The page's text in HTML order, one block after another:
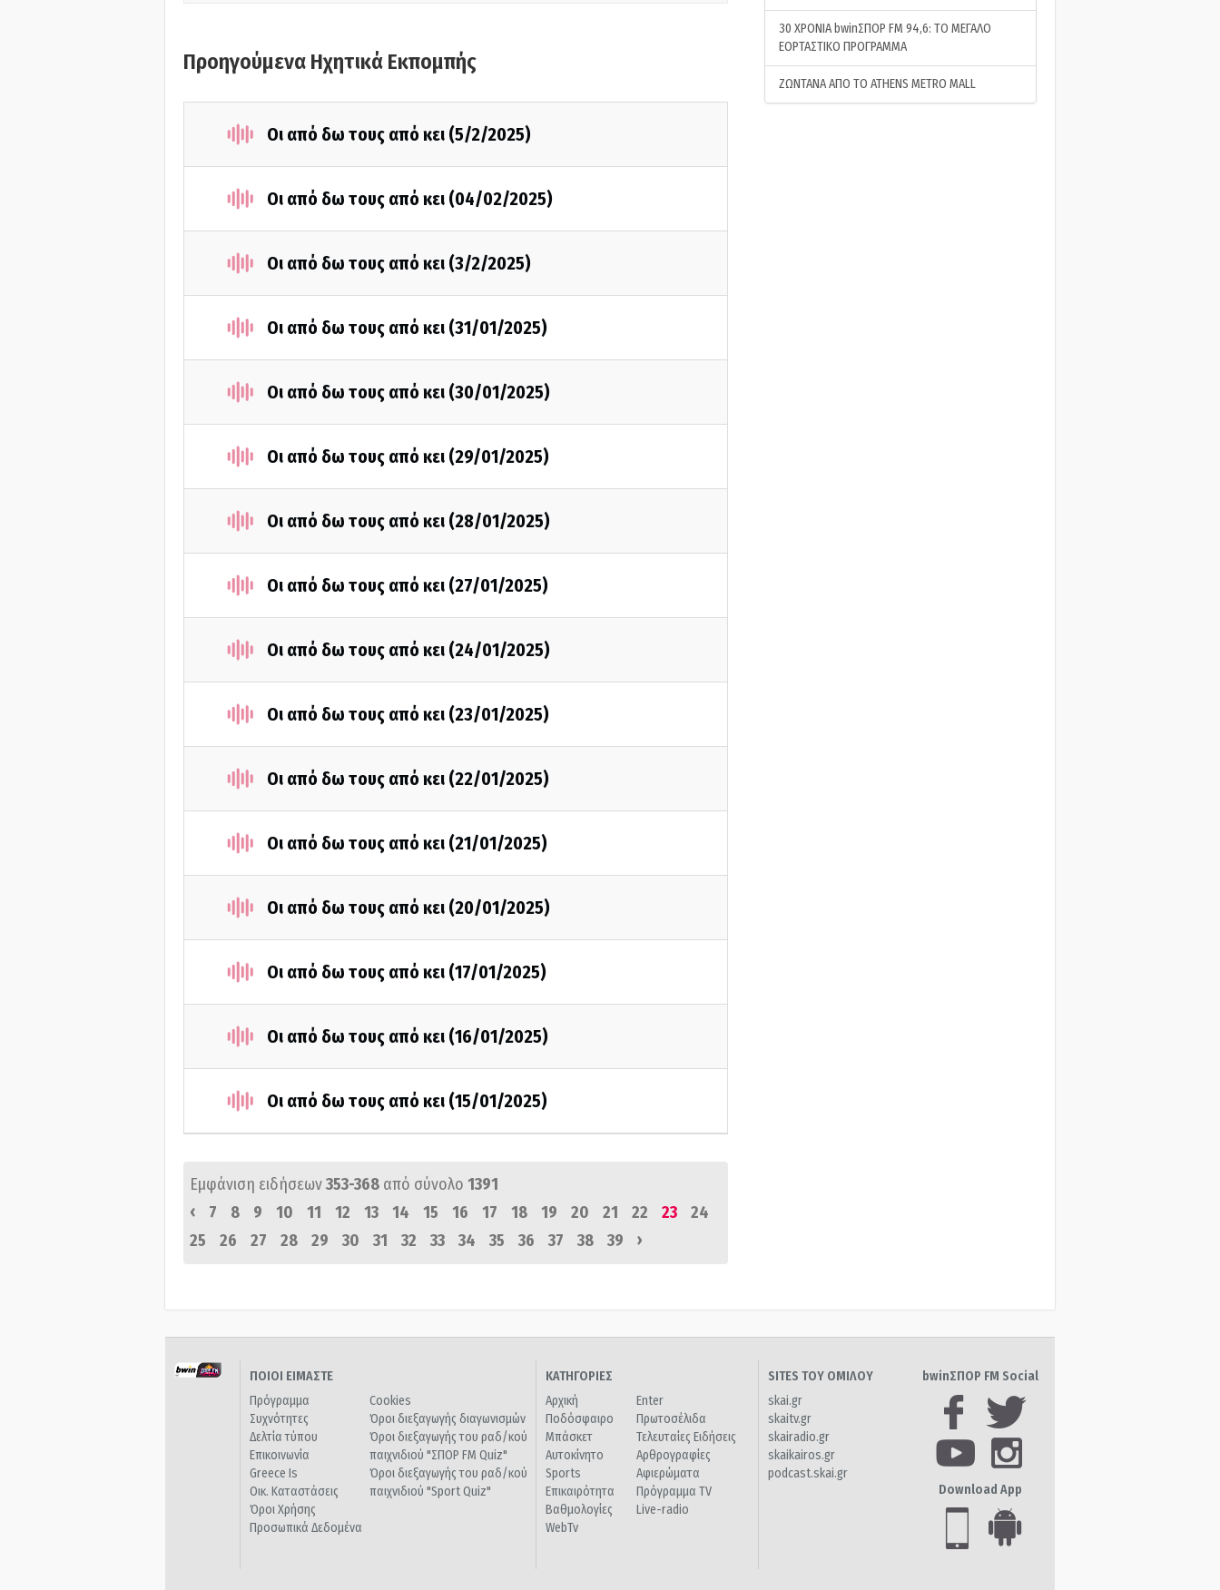
Προηγούμενα Ηχητικά Εκπομπής
Οι από δω τους από κει (5/2/2025)
Οι από δω τους από κει (04/02/2025)
Οι από δω τους από κει (3/2/2025)
Οι από δω τους από κει (31/01/2025)
Οι από δω τους από κει (30/01/2025)
Οι από δω τους από κει (29/01/2025)
Οι από δω τους από κει (28/01/2025)
Οι από δω τους από κει (27/01/2025)
Οι από δω τους από κει (24/01/2025)
Οι από δω τους από κει (23/01/2025)
Οι από δω τους από κει (22/01/2025)
Οι από δω τους από κει (21/01/2025)
Οι από δω τους από κει (20/01/2025)
Οι από δω τους από κει (17/01/2025)
Οι από δω τους από κει (16/01/2025)
Οι από δω τους από κει (15/01/2025)
Εμφάνιση ειδήσεων353-368 από σύνολο 1391
‹
7 8 9 10 11 12 13 14 15 16 17 18 19 20 21 22 23
24
25
26 27 28 29 30 31 32 33 34 35 36 37 38 39 ›
30 ΧΡΟΝΙΑ bwinΣΠΟΡ FM 94,6: ΤΟ ΜΕΓΑΛΟ
ΕΟΡΤΑΣΤΙΚΟ ΠΡΟΓΡΑΜΜΑ
ΖΩΝΤΑΝΑ ΑΠΟ ΤΟ ATHENS METRO MALL
ΠΟΙΟΙ ΕΙΜΑΣΤΕ
Πρόγραμμα
Συχνότητες
Δελτία τύπου
Επικοινωνία
Greece Is
Οικ. Καταστάσεις
Όροι Χρήσης
Προσωπικά Δεδομένα
Cookies
Όροι διεξαγωγής διαγωνισμών
Όροι διεξαγωγής του ραδ/κού
παιχνιδιού "ΣΠΟΡ FM Quiz"
Όροι διεξαγωγής του ραδ/κού
παιχνιδιού "Sport Quiz"
ΚΑΤΗΓΟΡΙΕΣ
Αρχική
Ποδόσφαιρο
Μπάσκετ
Αυτοκίνητο
Sports
Επικαιρότητα
Βαθμολογίες
WebTv
Enter
Πρωτοσέλιδα
Τελευταίες Ειδήσεις
Αρθρογραφίες
Αφιερώματα
Πρόγραμμα TV
Live-radio
SITES ΤΟΥ ΟΜΙΛΟΥ
skai.gr
skaitv.gr
skairadio.gr
skaikairos.gr
podcast.skai.gr
bwinΣΠΟΡ FM Social
Download App